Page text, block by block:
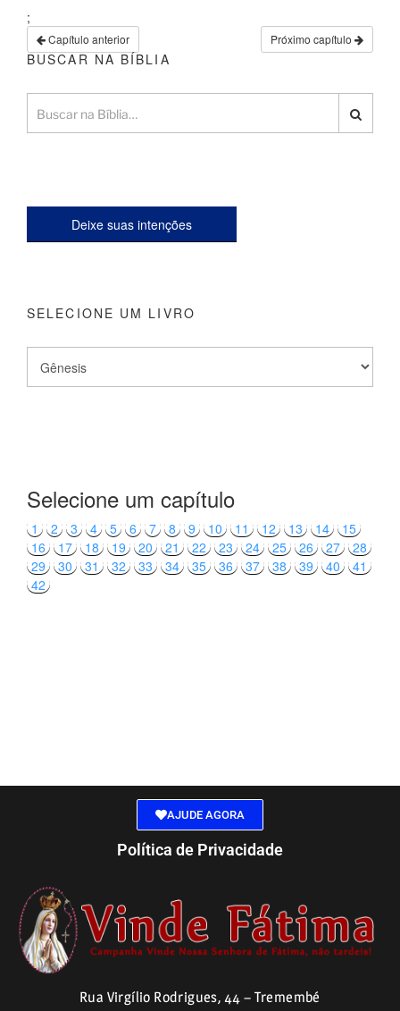
;
Capítulo anterior Próximo capítulo
BUSCAR NA BÍBLIA
Deixe suas intenções
SELECIONE UM LIVRO
Selecione um capítulo
1 2 3 4 5 6 7 8 9 10 11 12 13 14
15
16
17 18 19 20 21 22 23 24 25 26 27
28
29
30 31 32 33 34 35 36 37 38 39 40
41
42
AJUDE AGORA
Política de Privacidade
Rua Virgílio Rodrigues, 44 – Tremembé